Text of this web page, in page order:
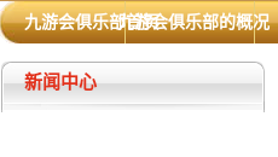
九游会俱乐部首页九游会俱乐部的概况
新闻中心